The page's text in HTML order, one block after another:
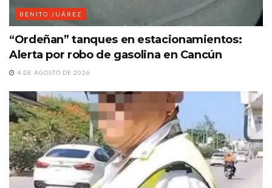
BENITO JUÁREZ
“Ordeñan” tanques en estacionamientos:
Alerta por robo de gasolina en Cancún
4 DE AGOSTO DE 2026